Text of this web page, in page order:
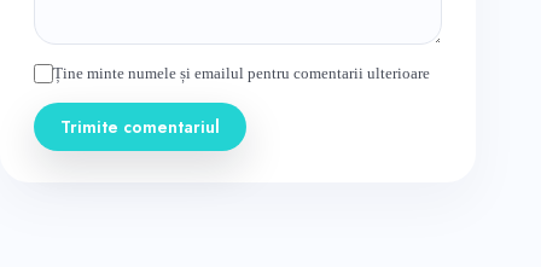
Ține minte numele și emailul pentru comentarii ulterioare
Trimite comentariul